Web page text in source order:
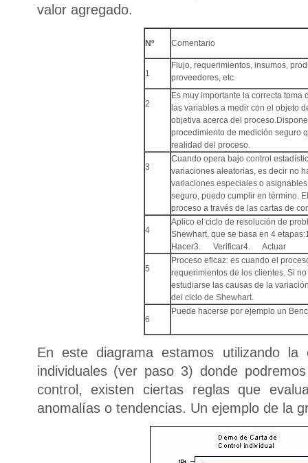
valor agregado.
Nº Comentario
1
Flujo, requerimientos, insumos,
proveedores, etc.
2
Es muy importante la correcta toma
las variables a medir con el objeto
objetiva acerca del
procedimiento de medición seguro
realidad del proceso.
3
Cuando opera bajo control
variaciones aleatorias, es decir no
variaciones especiales o
seguro, puedo cumplir en término.
proceso a través de las cartas de
4
Aplico el ciclo de resolución de
Shewhart, que se basa en 4
Hacer3. Verificar4. Actuar
5
Proceso eficaz: es cuando el
requerimientos de los clientes. Si
estudiarse las causas de la
del ciclo de Shewhart.
6
Puede hacerse por ejemplo un
En este diagrama estamos utilizando
individuales (ver paso 3) donde
control, existen ciertas reglas que
anomalías o tendencias. Un ejemplo de la